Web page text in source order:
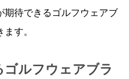
期待できるゴルフウェアブ
す。
ゴルフウェアブラ